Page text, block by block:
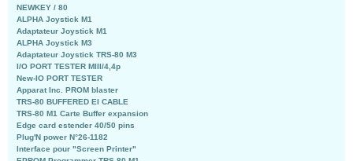
NEWKEY / 80
ALPHA Joystick M1
Adaptateur Joystick M1
ALPHA Joystick M3
Adaptateur Joystick TRS-80 M3
I/O PORT TESTER MIII/4,4p
New-IO PORT TESTER
Apparat Inc. PROM blaster
TRS-80 BUFFERED EI CABLE
TRS-80 M1 Carte Buffer expansion
Edge card estender 40/50 pins
Plug'N power N°26-1182
Interface pour "Screen Printer"